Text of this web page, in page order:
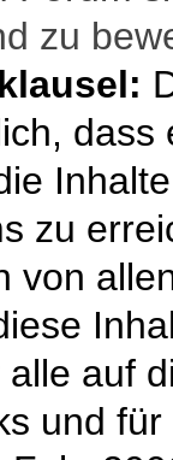
zu
zu
von
auf
und